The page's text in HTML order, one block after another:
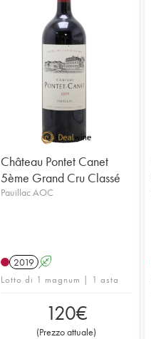
Château Pontet Canet
5ème Grand Cru Classé
Pauillac AOC
2019 A
Lotto di 1 magnum | 1 asta
120€
(Prezzo attuale)